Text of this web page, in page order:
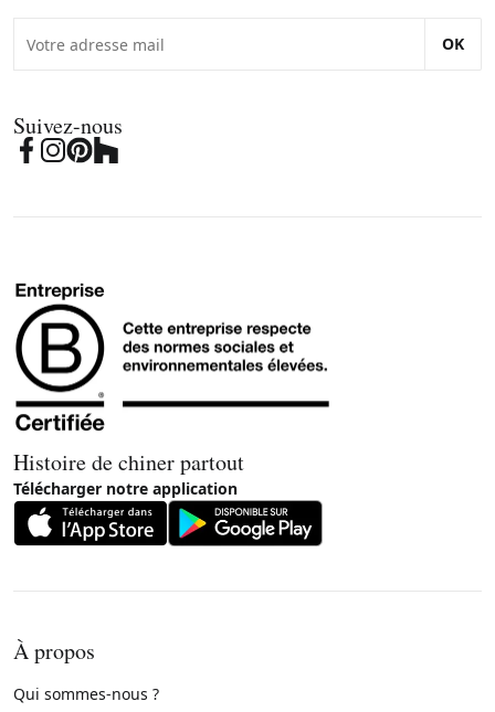
OK
Suivez-nous
Histoire de chiner partout
Télécharger notre application
À propos
Qui sommes-nous ?